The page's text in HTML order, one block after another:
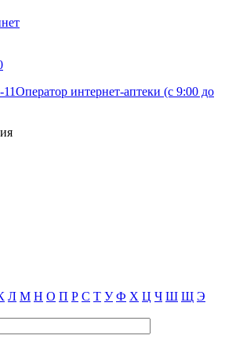
Оператор интернет-аптеки (с 9:00 до
Л М Н О П Р С Т У Ф Х Ц Ч Ш Щ Э